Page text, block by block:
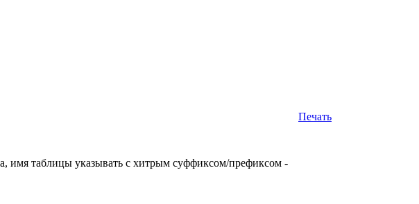
Печать
имя таблицы указывать с хитрым суффиксом/префиксом -